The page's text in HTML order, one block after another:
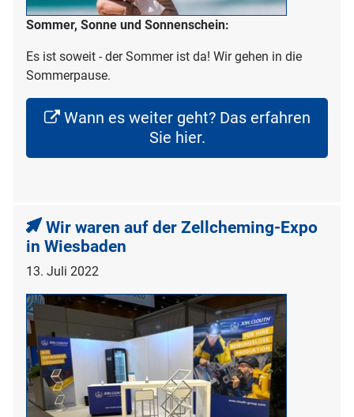
Sommer, Sonne und Sonnenschein:
Es ist soweit - der Sommer ist da! Wir gehen in die
Sommerpause.
Wann es weiter geht? Das erfahren
Sie hier.
Wir waren auf der Zellcheming-Expo
in Wiesbaden
13. Juli 2022